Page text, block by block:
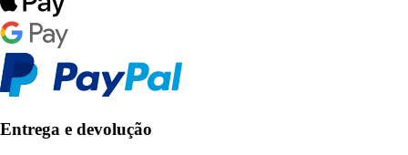
Entrega e devolução